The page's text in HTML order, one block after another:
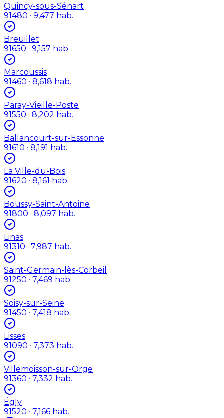
Quincy-sous-Sénart
91480 · 9,477 hab.
Breuillet
91650 · 9,157 hab.
Marcoussis
91460 · 8,618 hab.
Paray-Vieille-Poste
91550 · 8,202 hab.
Ballancourt-sur-Essonne
91610 · 8,191 hab.
La Ville-du-Bois
91620 · 8,161 hab.
Boussy-Saint-Antoine
91800 · 8,097 hab.
Linas
91310 · 7,987 hab.
Saint-Germain-lès-Corbeil
91250 · 7,469 hab.
Soisy-sur-Seine
91450 · 7,418 hab.
Lisses
91090 · 7,373 hab.
Villemoisson-sur-Orge
91360 · 7,332 hab.
Égly
91520 · 7,166 hab.